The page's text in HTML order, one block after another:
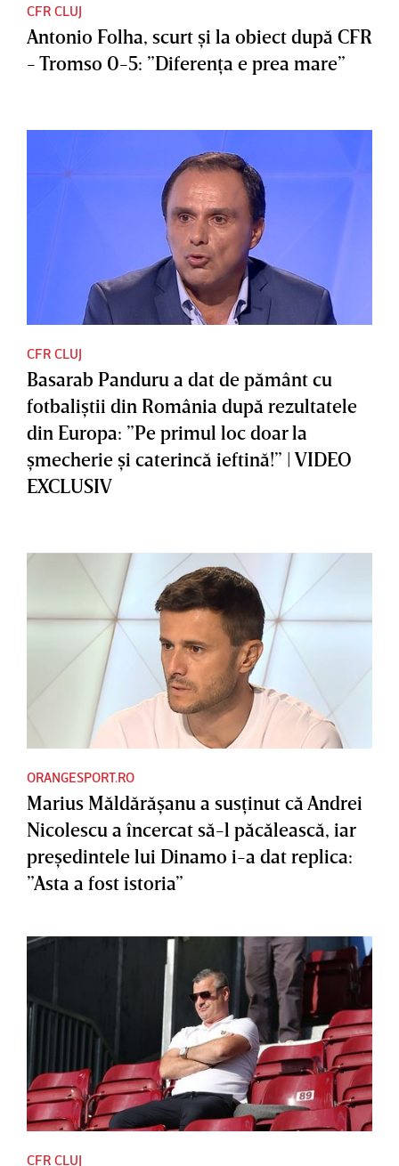
CFR CLUJ
Antonio Folha, scurt şi la obiect după CFR
- Tromso 0-5: ”Diferenţa e prea mare”
CFR CLUJ
Basarab Panduru a dat de pământ cu
fotbaliştii din România după rezultatele
din Europa: ”Pe primul loc doar la
şmecherie şi caterincă ieftină!” | VIDEO
EXCLUSIV
ORANGESPORT.RO
Marius Măldărăşanu a susţinut că Andrei
Nicolescu a încercat să-l păcălească, iar
preşedintele lui Dinamo i-a dat replica:
”Asta a fost istoria”
CFR CLUJ